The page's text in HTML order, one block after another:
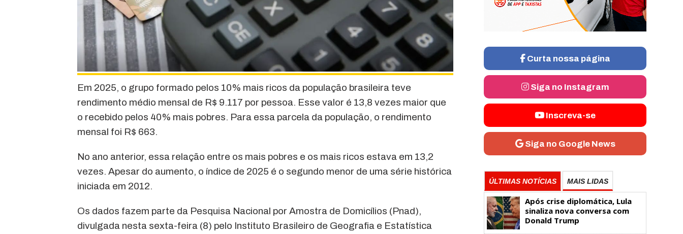
Em 2025, o grupo formado pelos 10% mais ricos da população brasileira teve
rendimento médio mensal de R$ 9.117 por pessoa. Esse valor é 13,8 vezes maior que
o recebido pelos 40% mais pobres. Para essa parcela da população, o rendimento
mensal foi R$ 663.
No ano anterior, essa relação entre os mais pobres e os mais ricos estava em 13,2
vezes. Apesar do aumento, o índice de 2025 é o segundo menor de uma série histórica
iniciada em 2012.
Os dados fazem parte da Pesquisa Nacional por Amostra de Domicílios (Pnad),
divulgada nesta sexta-feira (8) pelo Instituto Brasileiro de Geografia e Estatística
Curta nossa página
Siga no Instagram
Inscreva-se
Siga no Google News
ÚLTIMAS NOTÍCIAS MAIS LIDAS
Após crise diplomática, Lula
sinaliza nova conversa com
Donald Trump